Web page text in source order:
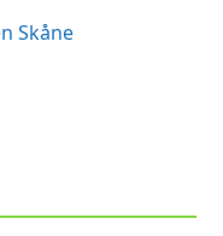
Skåne